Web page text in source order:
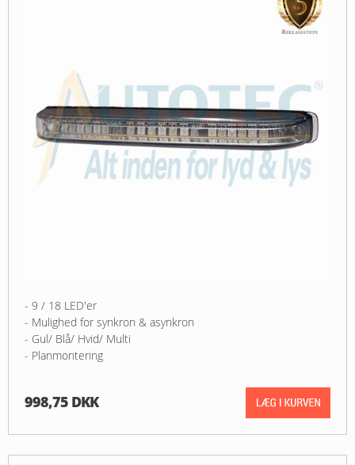
- 9 / 18 LED'er
- Mulighed for synkron & asynkron
- Gul/ Blå/ Hvid/ Multi
- Planmontering
998,75 DKK